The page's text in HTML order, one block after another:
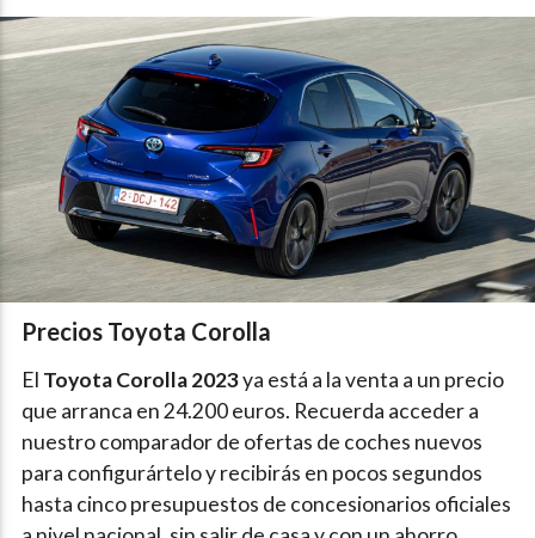
Precios Toyota Corolla
El Toyota Corolla 2023ya está a la venta a un precio
que arranca en 24.200 euros. Recuerda acceder a
nuestro comparador de ofertas de coches nuevos
para configurártelo y recibirás en pocos segundos
hasta cinco presupuestos de concesionarios oficiales